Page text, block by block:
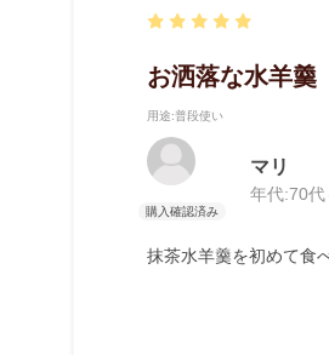
お洒落な水羊羹
用途:普段使い
マリ
年代:70代
抹茶水羊羹を初めて食